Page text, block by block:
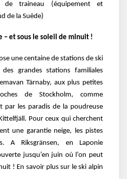
de traineau (équipement et
de la Suède)
– et sous le soleil de minuit !
une centaine de stations de ski
grandes stations familiales
Tärnaby, aux plus petites
de Stockholm, comme
par les paradis de la poudreuse
Pour ceux qui cherchent
une garantie neige, les pistes
A Riksgränsen, en Laponie
jusqu’en juin où l’on peut
! En savoir plus sur le ski alpin